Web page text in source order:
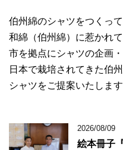
伯州綿のシャツをつくっ
和綿（伯州綿）に惹かれ
市を拠点にシャツの企画
日本で栽培されてきた伯
シャツをご提案いたします
2026/08/09
絵本冊子